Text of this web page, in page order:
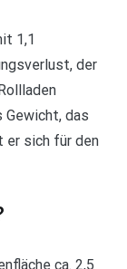
1,1
der
das
er sich für den
ca. 2,5